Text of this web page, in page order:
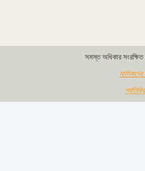
সমস্ত অধিকার